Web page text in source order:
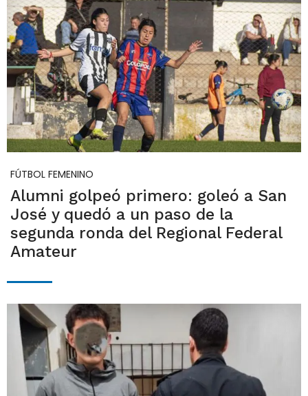
FÚTBOL FEMENINO
Alumni golpeó primero: goleó a San
José y quedó a un paso de la
segunda ronda del Regional Federal
Amateur